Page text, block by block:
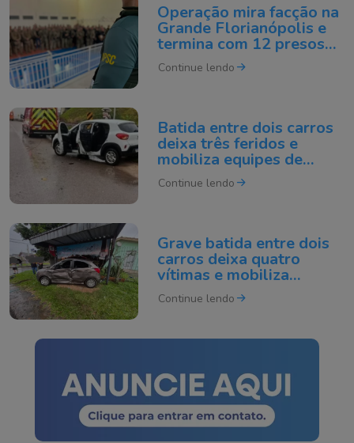
Operação mira facção na
Grande Florianópolis e
termina com 12 presos
em flagrante
Continue lendo
Batida entre dois carros
deixa três feridos e
mobiliza equipes de
resgate em Sangão
Continue lendo
Grave batida entre dois
carros deixa quatro
vítimas e mobiliza
equipes de resgate em
Criciúma
Continue lendo